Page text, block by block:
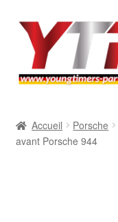
Aller
navigation
Aller
contenu
BMW
Accueil Porsche
avant Porsche 944